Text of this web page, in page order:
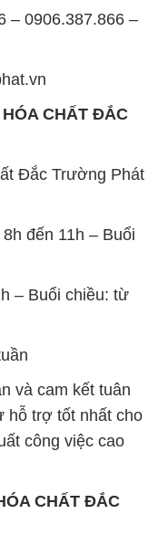
đến 11h – Buổi
– Buổi chiều: từ
và cam kết tuân
trợ tốt nhất cho
TP. Hồ Chí